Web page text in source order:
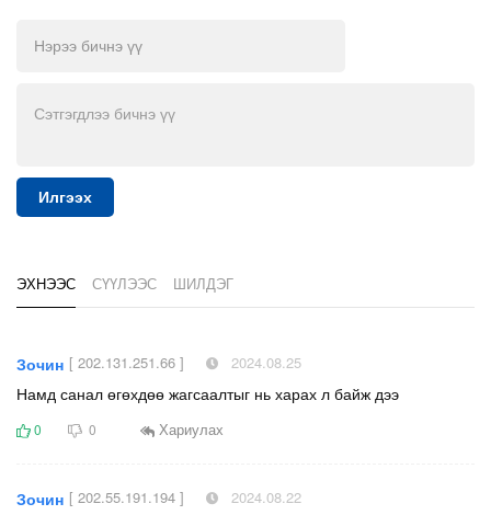
Илгээх
ЭХНЭЭС СҮҮЛЭЭС ШИЛДЭГ
Зочин [ 202.131.251.66 ] 2024.08.25
Намд санал өгөхдөө жагсаалтыг нь харах л байж дээ
0 0 Хариулах
Зочин [ 202.55.191.194 ] 2024.08.22